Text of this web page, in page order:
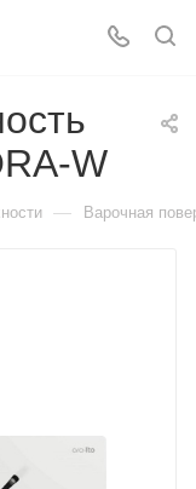
W
— Варочная